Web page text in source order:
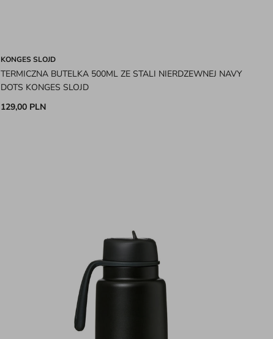
KONGES SLOJD
TERMICZNA BUTELKA 500ML ZE STALI NIERDZEWNEJ NAVY
DOTS KONGES SLOJD
129,00 PLN